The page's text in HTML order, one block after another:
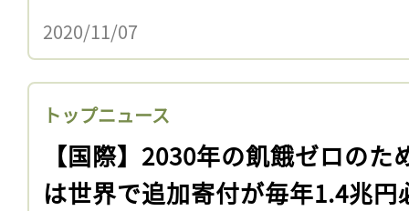
2020/11/07
トップニュース
【国際】2030年の飢餓ゼロのた
は世界で追加寄付が毎年1.4兆円